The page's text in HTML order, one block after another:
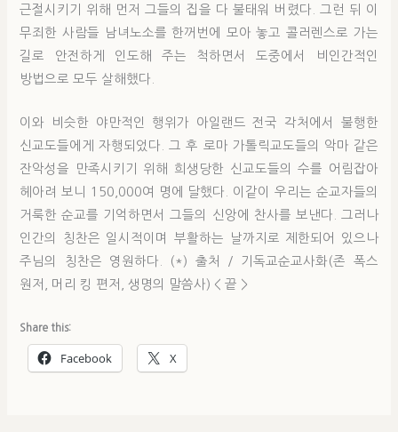
근절시키기 위해 먼저 그들의 집을 다 불태워 버렸다. 그런 뒤 이
무죄한 사람들 남녀노소를 한꺼번에 모아 놓고 콜러렌스로 가는
길로 안전하게 인도해 주는 척하면서 도중에서 비인간적인
방법으로 모두 살해했다.
이와 비슷한 야만적인 행위가 아일랜드 전국 각처에서 불행한
신교도들에게 자행되었다. 그 후 로마 가톨릭교도들의 악마 같은
잔악성을 만족시키기 위해 희생당한 신교도들의 수를 어림잡아
헤아려 보니 150,000여 명에 달했다. 이같이 우리는 순교자들의
거룩한 순교를 기억하면서 그들의 신앙에 찬사를 보낸다. 그러나
인간의 칭찬은 일시적이며 부활하는 날까지로 제한되어 있으나
주님의 칭찬은 영원하다. (*) 출처 / 기독교순교사화(존 폭스
원저, 머리 킹 편저, 생명의 말씀사) < 끝 >
Share this:
Facebook X